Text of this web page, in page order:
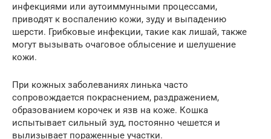
инфекциями или аутоиммунными процессами,
приводят к воспалению кожи, зуду и выпадению
шерсти. Грибковые инфекции, такие как лишай, также
могут вызывать очаговое облысение и шелушение
кожи.
При кожных заболеваниях линька часто
сопровождается покраснением, раздражением,
образованием корочек и язв на коже. Кошка
испытывает сильный зуд, постоянно чешется и
вылизывает пораженные участки.